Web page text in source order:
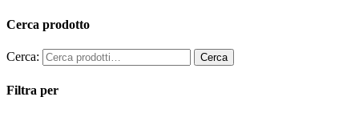
Cerca prodotto
Cerca:
Filtra per